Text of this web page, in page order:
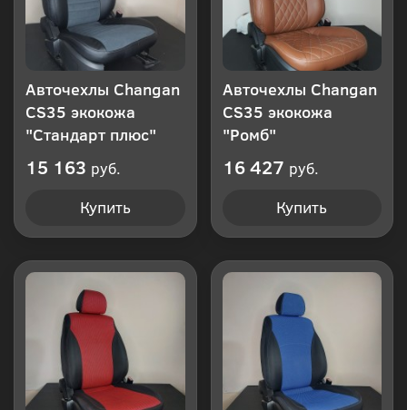
Авточехлы Changan
CS35 экокожа
"Стандарт плюс"
15 163 руб.
Купить
Авточехлы Changan
CS35 экокожа
"Ромб"
16 427 руб.
Купить